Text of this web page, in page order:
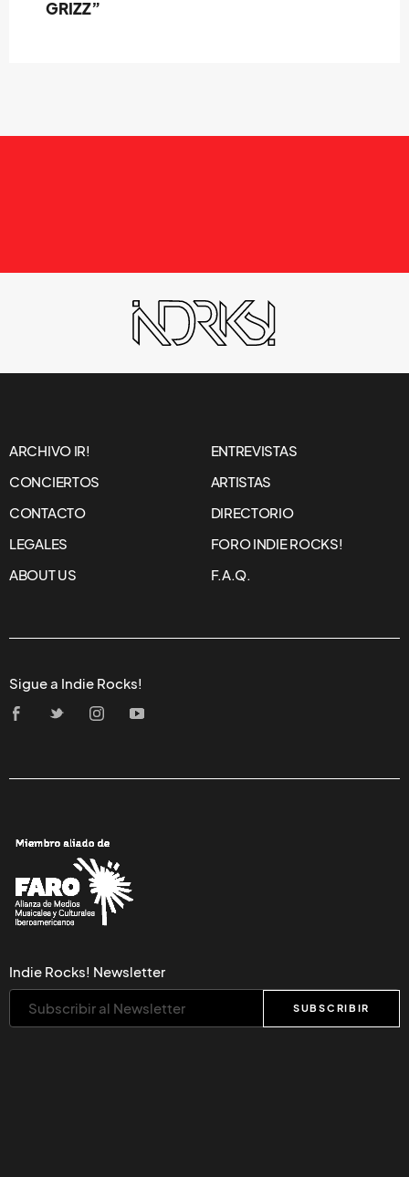
GRIZZ”
ARCHIVO IR!
ENTREVISTAS
CONCIERTOS
ARTISTAS
CONTACTO
DIRECTORIO
LEGALES
FORO INDIE ROCKS!
ABOUT US
F.A.Q.
Sigue a Indie Rocks!
Indie Rocks! Newsletter